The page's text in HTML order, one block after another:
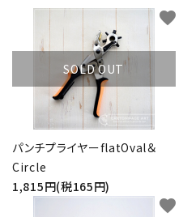
SOLD OUT
パンチプライヤーflatOval＆
Circle
1,815円(税165円)
favorite
favorite